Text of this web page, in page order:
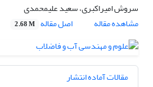
سروش امیراکبری، سعید علیمحمدی
مشاهده مقاله
اصل مقاله 2.68 M
مقالات آماده انتشار